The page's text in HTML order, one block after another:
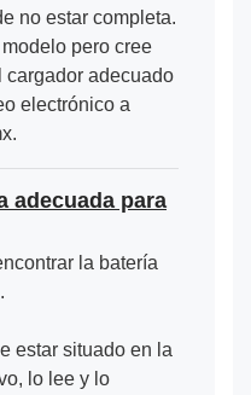
no estar completa.
pero cree
cargador adecuado
electrónico a
adecuada para
la batería
estar situado en la
lo lee y lo